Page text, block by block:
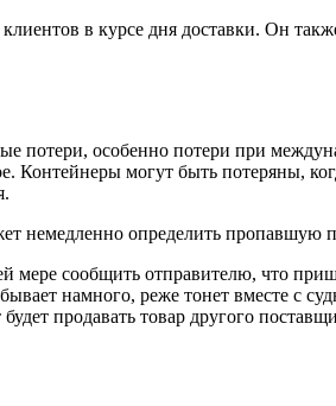
в курсе дня доставки. Он
потери, особенно потери при
Контейнеры могут быть потеряны,
немедленно определить
сообщить отправителю, что
намного, реже тонет вместе с
продавать товар другого